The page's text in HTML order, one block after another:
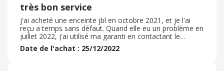
très bon service
j'ai acheté une enceinte jbl en octobre 2021, et je l'ai
reçu a temps sans défaut. Quand elle eu un problème en
juillet 2022, j'ai utilisé ma garanti en contactant le
service client qui était très qualifié, et avec une réponse
rapide et complète. on a pu remplacé mon produit
Date de l'achat : 25/12/2022